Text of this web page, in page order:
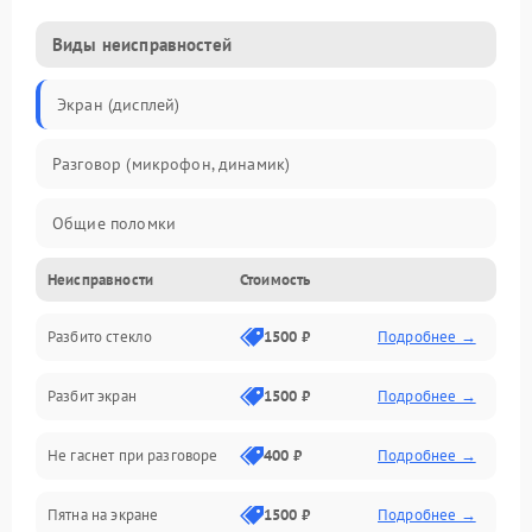
Виды неисправностей
Экран (дисплей)
Разговор (микрофон, динамик)
Общие поломки
Проблемы связи
Камеры
Проблемы с дисплеем и сенсором
Зарядка
Проблемы с питанием, зарядкой и аккумулятором
Неисправности Стоимость
Разбито стекло 1500 ₽ Подробнее →
Разбит экран 1500 ₽ Подробнее →
Не гаснет при разговоре 400 ₽ Подробнее →
Пятна на экране 1500 ₽ Подробнее →